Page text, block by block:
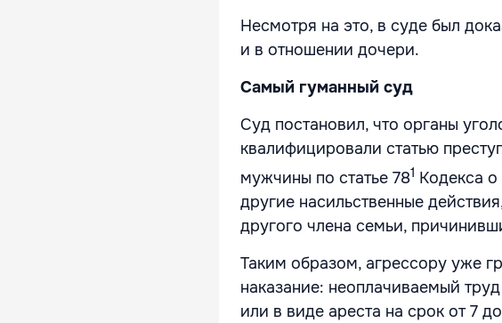
Несмотря на это, в суде был
и в отношении дочери.
Самый гуманный суд
Суд постановил, что органы
квалифицировали статью
мужчины по статье 781 Кодекса
другие насильственные
другого члена семьи,
Таким образом, агрессору уже
наказание: неоплачиваемый
или в виде ареста на срок от 7